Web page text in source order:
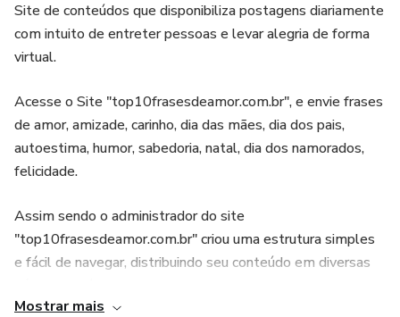
Site de conteúdos que disponibiliza postagens diariamente
com intuito de entreter pessoas e levar alegria de forma
virtual.
Acesse o Site "top10frasesdeamor.com.br", e envie frases
de amor, amizade, carinho, dia das mães, dia dos pais,
autoestima, humor, sabedoria, natal, dia dos namorados,
felicidade.
Assim sendo o administrador do site
"top10frasesdeamor.com.br" criou uma estrutura simples
e fácil de navegar, distribuindo seu conteúdo em diversas
Mostrar mais